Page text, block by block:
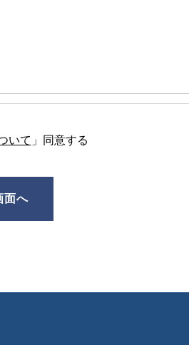
いて 」同意する